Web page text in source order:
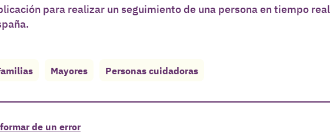
para realizar un seguimiento de una persona en tiempo
Mayores Personas cuidadoras
de un error